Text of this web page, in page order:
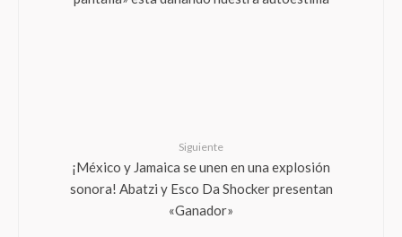
Siguiente
¡México y Jamaica se unen en una explosión
sonora! Abatzi y Esco Da Shocker presentan
«Ganador»